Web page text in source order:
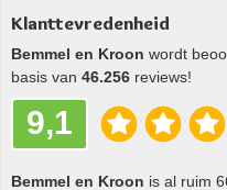
Klanttevredenheid
Bemmel en Kroon wordt
basis van 46.256 reviews!
9,1
Bemmel en Kroon is al ruim